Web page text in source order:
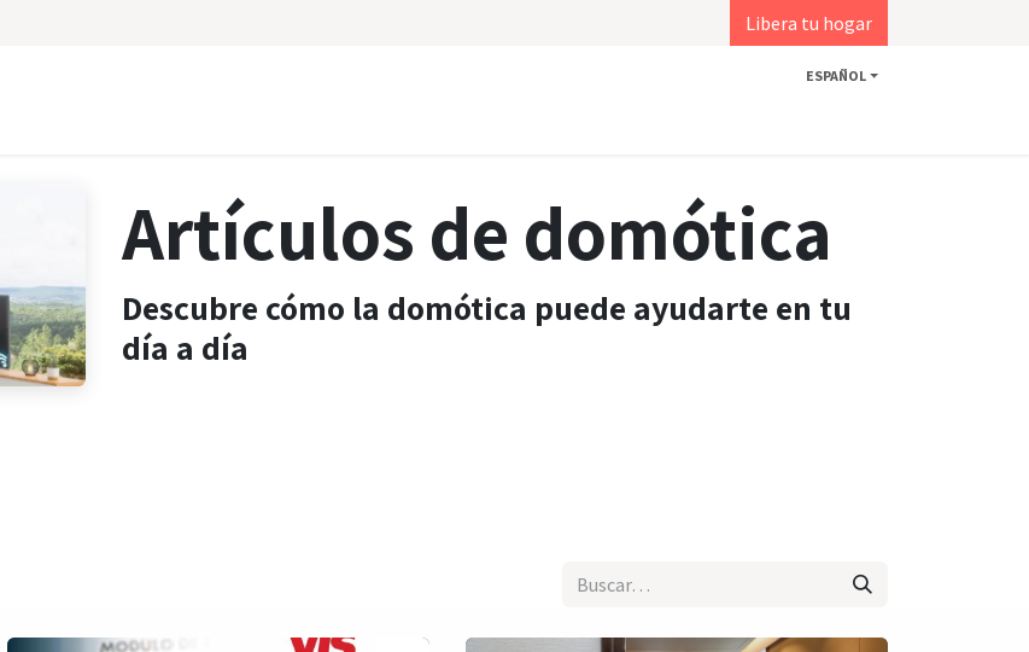
Libera tu hogar
ESPAÑOL
Artículos de domótica
Descubre cómo la domótica puede ayudarte en tu
día a día